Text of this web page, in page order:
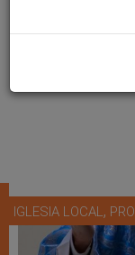
IGLESIA LOCAL,